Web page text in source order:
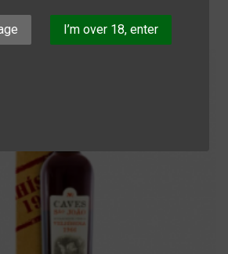
I’m over 18, enter